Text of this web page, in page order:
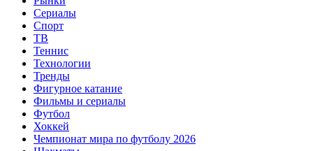
Сериалы
Спорт
ТВ
Теннис
Технологии
Тренды
Фигурное катание
Фильмы и сериалы
Футбол
Хоккей
Чемпионат мира по футболу 2026